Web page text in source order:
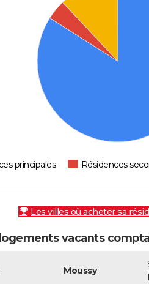
principales Résidences
Les villes où acheter sa
vacants
Moussy